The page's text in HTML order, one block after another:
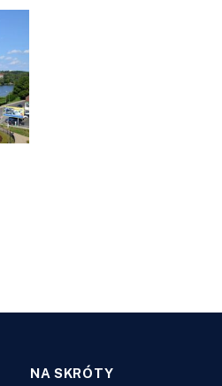
NA SKRÓTY